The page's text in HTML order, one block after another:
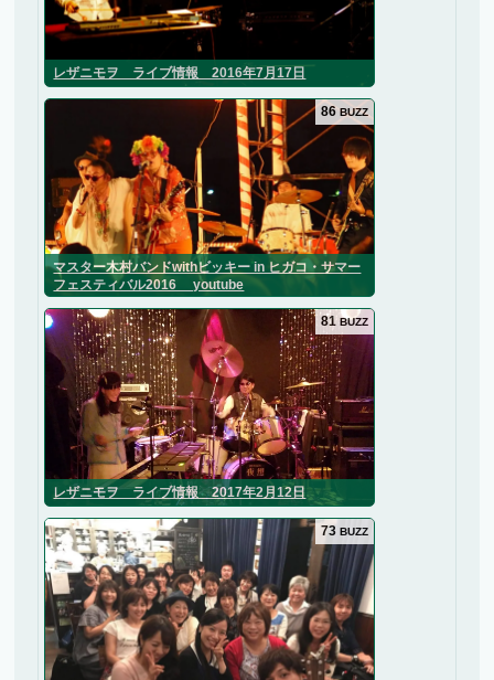
レザニモヲ ライブ情報 2016年7月17日
マスター木村バンドwithビッキー in ヒガコ・サマー
フェスティバル2016 youtube
86 BUZZ
レザニモヲ ライブ情報 2017年2月12日
81 BUZZ
73 BUZZ